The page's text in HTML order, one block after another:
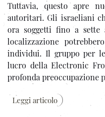
Tuttavia, questo apre
autoritari. Gli israeliani
ora soggetti fino a
localizzazione
individui. Il gruppo per
lucro della Electronic
profonda preoccupazione
Leggi articolo